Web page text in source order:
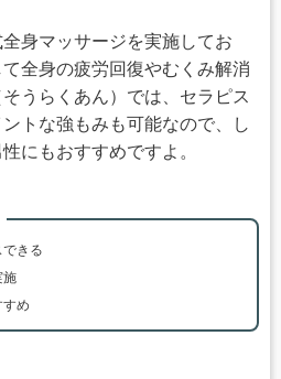
身マッサージを実施してお
全身の疲労回復やむくみ解消
うらくあん）では、セラピス
トな強もみも可能なので、し
にもおすすめですよ。
きる
施
め